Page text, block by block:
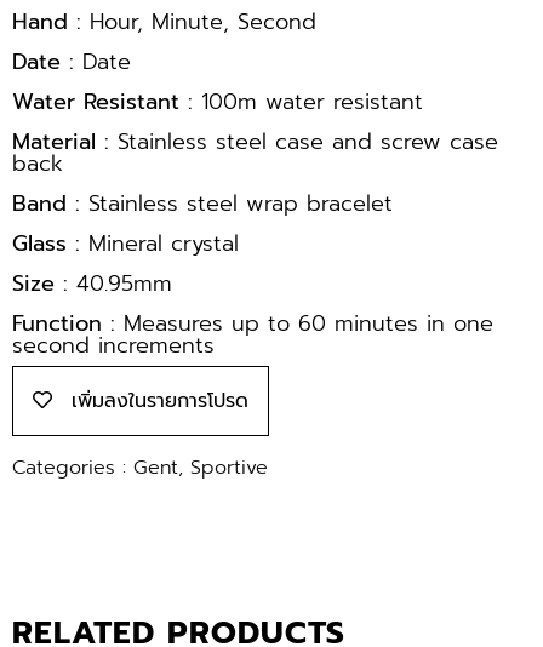
Hand : Hour, Minute, Second
Date : Date
Water Resistant : 100m water resistant
Material : Stainless steel case and screw case
back
Band : Stainless steel wrap bracelet
Glass : Mineral crystal
Size : 40.95mm
Function : Measures up to 60 minutes in one
second increments
เพิ่มลงในรายการโปรด
Categories : Gent, Sportive
RELATED PRODUCTS